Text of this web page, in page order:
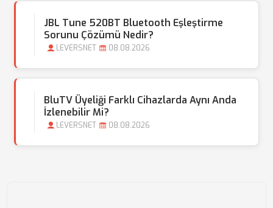
JBL Tune 520BT Bluetooth Eşleştirme
Sorunu Çözümü Nedir?
LEVERSNET 08.08.2026
BluTV Üyeliği Farklı Cihazlarda Aynı Anda
İzlenebilir Mi?
LEVERSNET 08.08.2026